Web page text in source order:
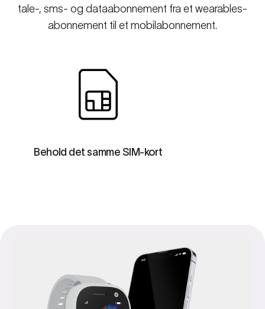
tale-, sms- og dataabonnement fra et wearables-
abonnement til et mobilabonnement.
Behold det samme SIM-kort